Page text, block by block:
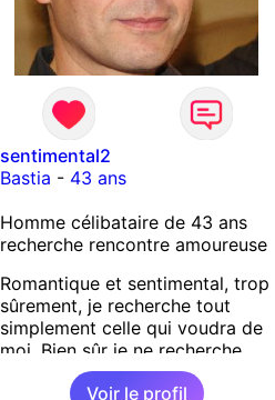
sentimental2
Bastia - 43 ans
Homme célibataire de 43 ans
recherche rencontre amoureuse
Romantique et sentimental, trop
sûrement, je recherche tout
simplement celle qui voudra de
moi. Bien sûr je ne recherche
pas d'aventures sans lendemain,
j'ai passé l'âge!!! J'espère
Voir le profil